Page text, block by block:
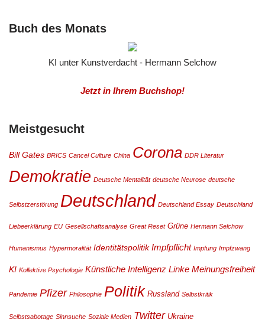
Buch des Monats
KI unter Kunstverdacht - Hermann Selchow
Jetzt in Ihrem Buchshop!
Meistgesucht
Bill Gates BRICS Cancel Culture China Corona DDR Literatur
Demokratie Deutsche Mentalität deutsche Neurose deutsche
Selbstzerstörung Deutschland Deutschland Essay Deutschland
Liebeerklärung EU Gesellschaftsanalyse Great Reset Grüne Hermann Selchow
Humanismus Hypermoralität Identitätspolitik Impfpflicht Impfung Impfzwang
KI Kollektive Psychologie Künstliche Intelligenz Linke Meinungsfreiheit
Pandemie Pfizer Philosophie Politik Russland Selbstkritik
Selbstsabotage Sinnsuche Soziale Medien Twitter Ukraine